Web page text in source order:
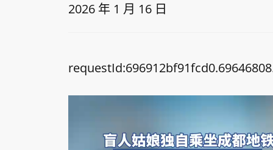
2026 年 1 月 16 日